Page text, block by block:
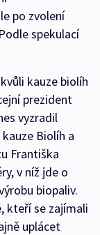
po zvolení
spekulací
kauze biolíh
prezident
vyzradil
Biolíh a
Františka
v níž jde o
biopaliv.
kteří se zajímali
uplácet